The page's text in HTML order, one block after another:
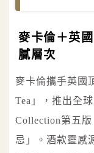
麥卡倫＋英
膩層次
麥卡倫攜手英國
Tea」，推出全
Collection第五
忌」。酒款靈感